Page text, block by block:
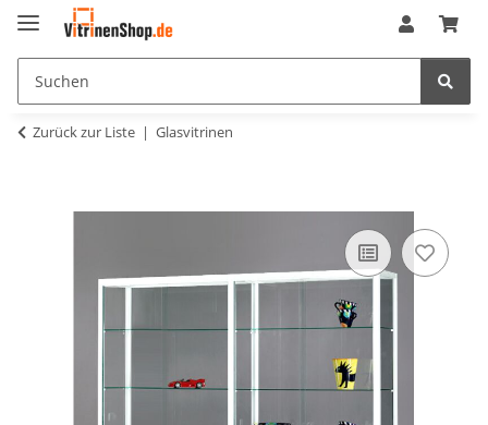
Zurück zur Liste Glasvitrinen